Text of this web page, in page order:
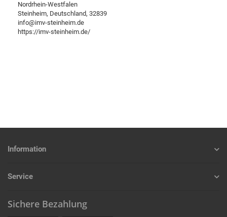
Nordrhein-Westfalen
Steinheim, Deutschland, 32839
info@imv-steinheim.de
https://imv-steinheim.de/
Information
Service
Sichere Bezahlung